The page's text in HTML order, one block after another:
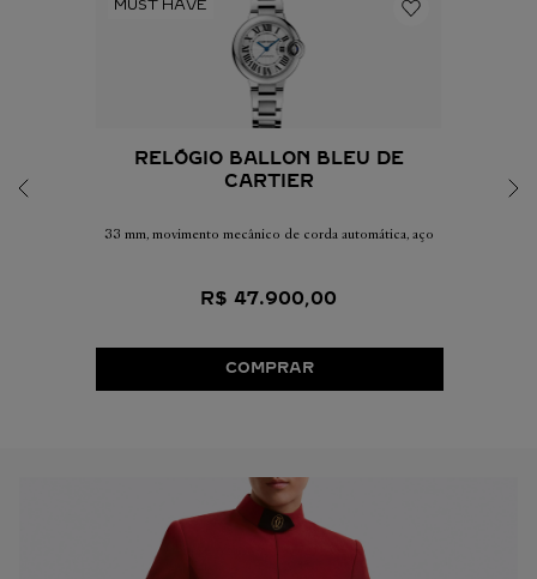
RELÓGIO BALLON BLEU DE
CARTIER
33 mm, movimento mecânico de corda automática, aço
R$ 47.900,00
COMPRAR